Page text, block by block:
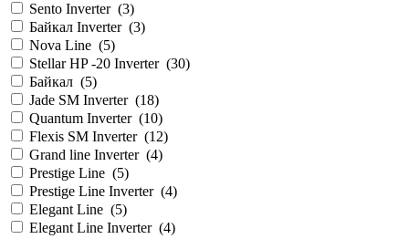
Sento Inverter (3)
Байкал Inverter (3)
Nova Line (5)
Stellar HP -20 Inverter (30)
Байкал (5)
Jade SM Inverter (18)
Quantum Inverter (10)
Flexis SM Inverter (12)
Grand line Inverter (4)
Prestige Line (5)
Prestige Line Inverter (4)
Elegant Line (5)
Elegant Line Inverter (4)